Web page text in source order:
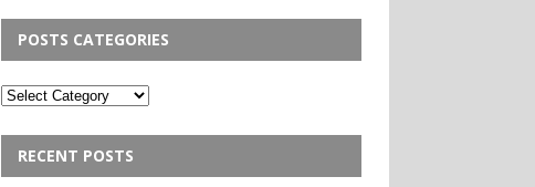
POSTS CATEGORIES
RECENT POSTS